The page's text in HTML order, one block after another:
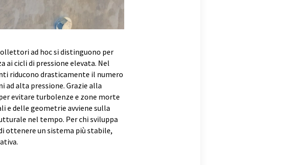
ad hoc si distinguono per
ai cicli di pressione elevata. Nel
riducono drasticamente il numero
alta pressione. Grazie alla
evitare turbolenze e zone morte
e delle geometrie avviene sulla
nel tempo. Per chi sviluppa
ottenere un sistema più stabile,